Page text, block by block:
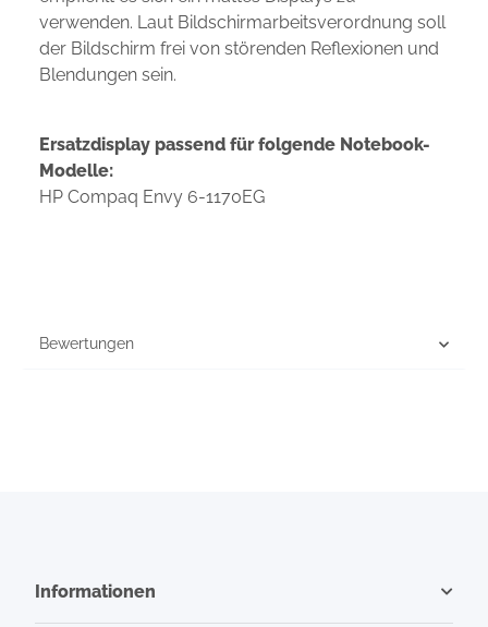
verwenden. Laut Bildschirmarbeitsverordnung soll
der Bildschirm frei von störenden Reflexionen und
Blendungen sein.
Ersatzdisplay passend für folgende Notebook-
Modelle:
HP Compaq Envy 6-1170EG
Bewertungen
Informationen